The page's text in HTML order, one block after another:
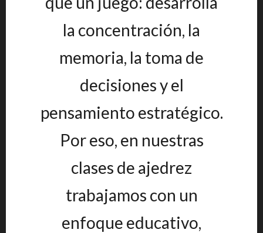
la concentración, la
memoria, la toma de
decisiones y el
pensamiento estratégico.
Por eso, en nuestras
clases de ajedrez
trabajamos con un
enfoque educativo,